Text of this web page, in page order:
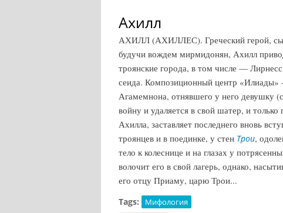
Ахилл
АХИЛЛ (АХИЛЛЕС). Греческий герой,
будучи вождем мирмидонян, Ахилл
троянские города, в том числе —
сеида. Композиционный центр «Илиады»
Агамемнона, отнявшего у него девушку
войну и удаляется в свой шатер, и
Ахилла, заставляет последнего вновь
троянцев и в поединке, у стен Трои,
тело к колеснице и на глазах у
волочит его в свой лагерь, однако,
его отцу Приаму, царю Трои...
Tags: Мифология